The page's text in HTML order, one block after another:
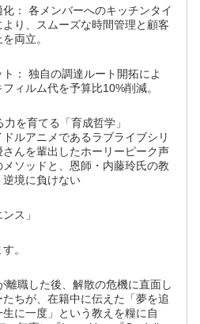
： 各メンバーへのキッチンタイ
より、スムーズな時間管理と顧客
両立。
ト： 独自の調達ルート開拓によ
フィルム代を予算比10%削減。
を育てる「育成哲学」
ドルアニメであるラブライブシリ
さんを輩出したホーリーピーク声
ソッドと、恩師・内藤玲氏の教
逆境に負けない
ス」
。
離職した後、解散の危機に直面し
たちが、在籍中に伝えた「夢を追
生に一度」という教えを糧に自